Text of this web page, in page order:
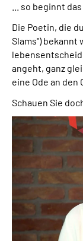
... so beginnt
Die Poetin, die
Slams") bekannt
angeht, ganz
eine Ode an den
Schauen Sie